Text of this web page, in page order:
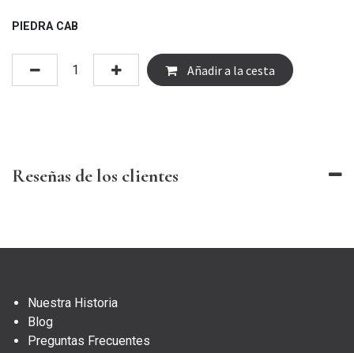
PIEDRA CAB
Añadir a la cesta
Reseñas de los clientes
Nuestra Historia
Blog
Preguntas Frecuentes